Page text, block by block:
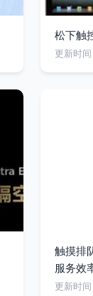
松下触
更新时
触摸排
服务效
更新时